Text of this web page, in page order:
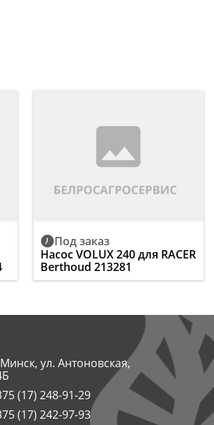
Под заказ
Насос VOLUX 240 для RACER
Berthoud 213281
Минск, ул. Антоновская,
(17) 248-91-29
(17) 242-97-93